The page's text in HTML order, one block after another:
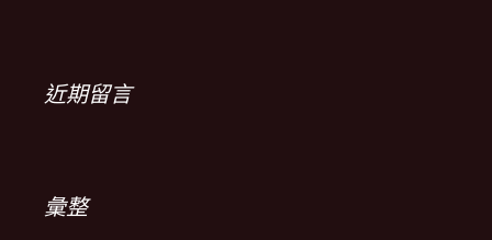
近期留言
彙整